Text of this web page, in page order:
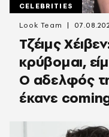
CELEBRITIES
Τζέιμς
κρύβομαι,
Ο αδελφός
έκανε
Look Team